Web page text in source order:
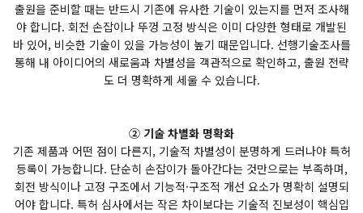
출원을 준비할 때는 반드시 기존에 유사한 기술이 있는지를 먼저 조사해
야 합니다. 회전 손잡이나 뚜껑 고정 방식은 이미 다양한 형태로 개발된
바 있어, 비슷한 기술이 있을 가능성이 높기 때문입니다. 선행기술조사를
통해 내 아이디어의 새로움과 차별성을 객관적으로 확인하고, 출원 전략
도 더 명확하게 세울 수 있습니다.
② 기술 차별화 명확화
기존 제품과 어떤 점이 다른지, 기술적 차별성이 분명하게 드러나야 특허
등록이 가능합니다. 단순히 손잡이가 돌아간다는 것만으로는 부족하며,
회전 방식이나 고정 구조에서 기능적·구조적 개선 요소가 명확히 설명되
어야 합니다. 특허 심사에서는 작은 차이보다는 기술적 진보성이 핵심입